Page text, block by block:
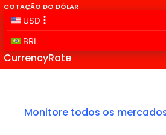
COTAÇÃO DO DÓLAR
CurrencyRate
Monitore todos os